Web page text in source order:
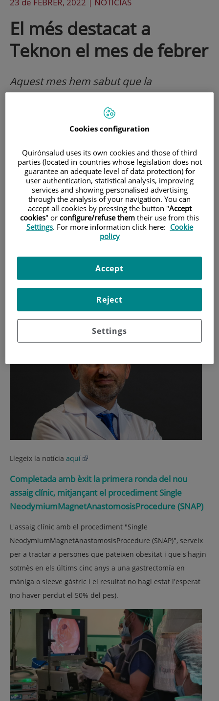
El més destacat a
Teknon el mes de febrer
Aquest mes hem sabut que la
d'un infart de miocardi prediu el risc
d'arrítmies malignes i de mort sobtada
completat amb èxit la primera ronda del
nou assaig clínic amb SNAP
La caracterització de les cicatrius després d'un infart
de miocardi prediu el risc d'arrítmies malignes i de
Un estudi liderat pel Dr. Antonio
demostra que la
massa de canals de cèl·lules supervivents en la cicatriu és el
paràmetre que millor s'associa amb l'aparició d'arrítmies
Llegeix la notícia aquí
Completada amb èxit la primera ronda del nou
assaig clínic, mitjançant el procediment Single
NeodymiumMagnetAnastomosisProcedure(SNAP)
L'assaig clínic amb el procediment "Single
NeodymiumMagnetAnastomosisProcedure (SNAP)", serveix
per a tractar a persones que pateixen obesitat i que s'hagin
sotmès en els últims cinc anys a una gastrectomía en
màniga o sleeve gàstric i el resultat no hagi estat l'esperat
(no haver perdut el 50% del pes).
Cookies configuration
Quirónsalud uses its own cookies and those of third
parties (located in countries whose legislation does not
guarantee an adequate level of data protection) for
user authentication, statistical analysis, improving
services and showing personalised advertising
through the analysis of your navigation. You can
accept all cookies by pressing the button "Accept
cookies" or configure/refuse them their use from this
Settings. For more information click here: Cookie
policy
Settings
Reject
Accept